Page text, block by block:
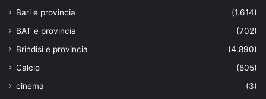
Bari e provincia
(1.614)
BAT e provincia
(702)
Brindisi e provincia
(4.890)
Calcio
(805)
cinema
(3)